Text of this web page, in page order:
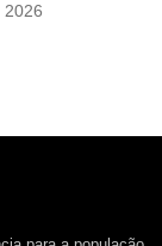
2026